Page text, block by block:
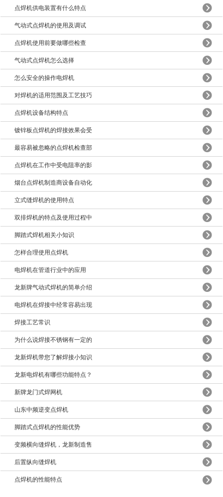
点焊机供电装置有什么特点
气动式点焊机的使用及调试
点焊机使用前要做哪些检查
气动式点焊机怎么选择
怎么安全的操作电焊机
对焊机的适用范围及工艺技巧
点焊机设备结构特点
镀锌板点焊机的焊接效果会受
最容易被忽略的点焊机检查部
点焊机在工作中受电阻率的影
烟台点焊机制造商设备自动化
立式缝焊机的使用特点
双排焊机的特点及使用过程中
脚踏式焊机相关小知识
怎样合理使用点焊机
电焊机在管道行业中的应用
龙新牌气动式焊机的简单介绍
电焊机在焊接中经常容易出现
焊接工艺常识
为什么说焊接不锈钢有一定的
龙新焊机带您了解焊接小知识
龙新电焊机有哪些功能特点？
新牌龙门式焊网机
山东中频逆变点焊机
脚踏式点焊机的性能优势
变频横向缝焊机，龙新制造售
后置纵向缝焊机
点焊机的性能特点